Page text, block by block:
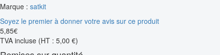
Marque : satkit
Soyez le premier à donner votre avis sur ce produit
5,85€
TVA incluse (HT : 5,00 €)